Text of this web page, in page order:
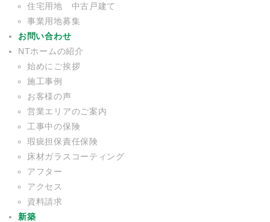
住宅用地 中古戸建て
事業用地募集
お問い合わせ
NTホームの紹介
始めにご挨拶
施工事例
お客様の声
営業エリアのご案内
工事中の保険
瑕疵担保責任保険
床材ガラスコーティング
アフター
アクセス
資料請求
新築